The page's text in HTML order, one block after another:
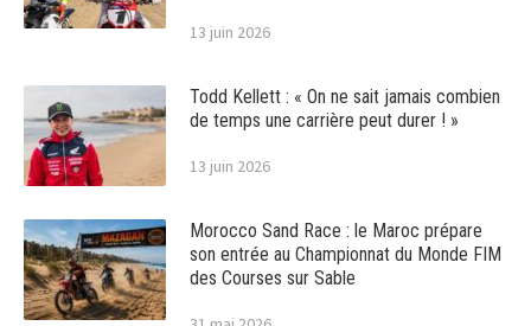
13 juin 2026
Todd Kellett : « On ne sait jamais combien
de temps une carrière peut durer ! »
13 juin 2026
Morocco Sand Race : le Maroc prépare
son entrée au Championnat du Monde FIM
des Courses sur Sable